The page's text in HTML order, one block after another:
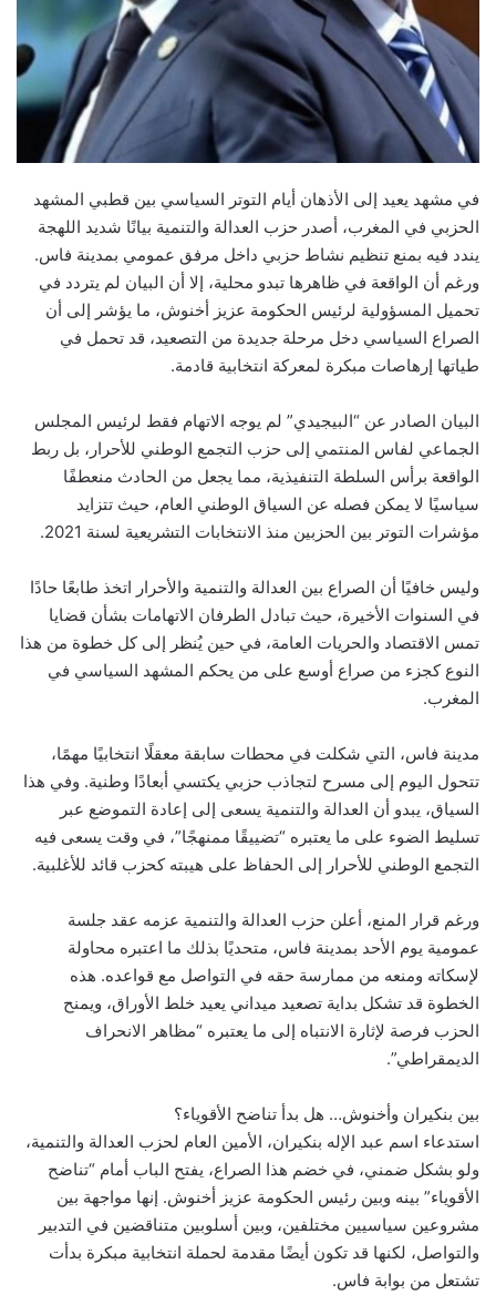
في مشهد يعيد إلى الأذهان أيام التوتر السياسي بين قطبي المشهد
الحزبي في المغرب، أصدر حزب العدالة والتنمية بيانًا شديد اللهجة
يندد فيه بمنع تنظيم نشاط حزبي داخل مرفق عمومي بمدينة فاس.
ورغم أن الواقعة في ظاهرها تبدو محلية، إلا أن البيان لم يتردد في
تحميل المسؤولية لرئيس الحكومة عزيز أخنوش، ما يؤشر إلى أن
الصراع السياسي دخل مرحلة جديدة من التصعيد، قد تحمل في
طياتها إرهاصات مبكرة لمعركة انتخابية قادمة.
البيان الصادر عن “البيجيدي” لم يوجه الاتهام فقط لرئيس المجلس
الجماعي لفاس المنتمي إلى حزب التجمع الوطني للأحرار، بل ربط
الواقعة برأس السلطة التنفيذية، مما يجعل من الحادث منعطفًا
سياسيًا لا يمكن فصله عن السياق الوطني العام، حيث تتزايد
مؤشرات التوتر بين الحزبين منذ الانتخابات التشريعية لسنة 2021.
وليس خافيًا أن الصراع بين العدالة والتنمية والأحرار اتخذ طابعًا حادًا
في السنوات الأخيرة، حيث تبادل الطرفان الاتهامات بشأن قضايا
تمس الاقتصاد والحريات العامة، في حين يُنظر إلى كل خطوة من هذا
النوع كجزء من صراع أوسع على من يحكم المشهد السياسي في
المغرب.
مدينة فاس، التي شكلت في محطات سابقة معقلًا انتخابيًا مهمًا،
تتحول اليوم إلى مسرح لتجاذب حزبي يكتسي أبعادًا وطنية. وفي هذا
السياق، يبدو أن العدالة والتنمية يسعى إلى إعادة التموضع عبر
تسليط الضوء على ما يعتبره “تضييقًا ممنهجًا”، في وقت يسعى فيه
التجمع الوطني للأحرار إلى الحفاظ على هيبته كحزب قائد للأغلبية.
ورغم قرار المنع، أعلن حزب العدالة والتنمية عزمه عقد جلسة
عمومية يوم الأحد بمدينة فاس، متحديًا بذلك ما اعتبره محاولة
لإسكاته ومنعه من ممارسة حقه في التواصل مع قواعده. هذه
الخطوة قد تشكل بداية تصعيد ميداني يعيد خلط الأوراق، ويمنح
الحزب فرصة لإثارة الانتباه إلى ما يعتبره “مظاهر الانحراف
الديمقراطي”.
بين بنكيران وأخنوش… هل بدأ تناضح الأقوياء؟
استدعاء اسم عبد الإله بنكيران، الأمين العام لحزب العدالة والتنمية،
ولو بشكل ضمني، في خضم هذا الصراع، يفتح الباب أمام “تناضح
الأقوياء” بينه وبين رئيس الحكومة عزيز أخنوش. إنها مواجهة بين
مشروعين سياسيين مختلفين، وبين أسلوبين متناقضين في التدبير
والتواصل، لكنها قد تكون أيضًا مقدمة لحملة انتخابية مبكرة بدأت
تشتعل من بوابة فاس.